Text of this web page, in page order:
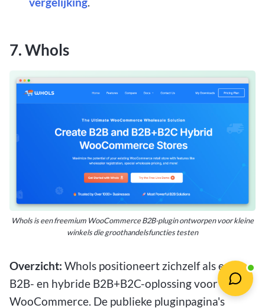
7. Whols
Whols is een freemium WooCommerce B2B-plugin ontworpen voor kleine
winkels die groothandelsfuncties testen
Overzicht: Whols positioneert zichzelf als een
B2B- en hybride B2B+B2C-oplossing voor
WooCommerce. De publieke pluginpagina's